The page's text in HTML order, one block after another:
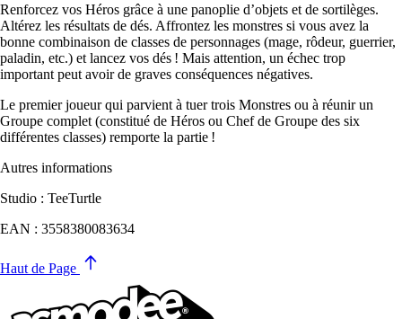
Renforcez vos Héros grâce à une panoplie d’objets et de sortilèges.
Altérez les résultats de dés. Affrontez les monstres si vous avez la
bonne combinaison de classes de personnages (mage, rôdeur, guerrier,
paladin, etc.) et lancez vos dés ! Mais attention, un échec trop
important peut avoir de graves conséquences négatives.
Le premier joueur qui parvient à tuer trois Monstres ou à réunir un
Groupe complet (constitué de Héros ou Chef de Groupe des six
différentes classes) remporte la partie !
Autres informations
Studio : TeeTurtle
EAN : 3558380083634
Haut de Page